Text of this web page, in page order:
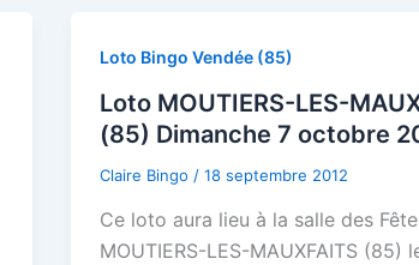
Loto Bingo Vendée (85)
Loto MOUTIERS-LES-
(85) Dimanche 7 octobre
Claire Bingo / 18 septembre 2012
Ce loto aura lieu à la salle des
MOUTIERS-LES-MAUXFAITS (85)